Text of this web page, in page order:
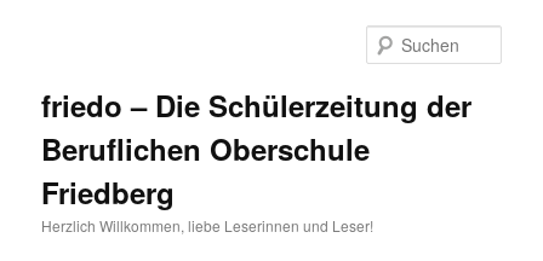
friedo – Die Schülerzeitung der
Beruflichen Oberschule
Friedberg
Herzlich Willkommen, liebe Leserinnen und Leser!